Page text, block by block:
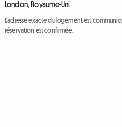
London, Royaume-Uni
L'adresse exacte du logement est
réservation est confirmée.